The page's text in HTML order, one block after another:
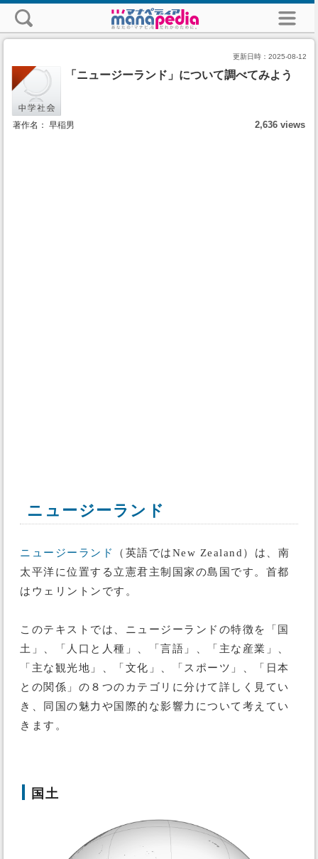
更新日時： 2025-08-12
「ニュージーランド」について調べてみよう
著作名： 早稲男 2,636 views
ニュージーランド
ニュージーランド
（英語ではNew Zealand）は、南
太平洋に位置する立憲君主制国家の島国です。首都
はウェリントンです。
このテキストでは、ニュージーランドの特徴を「国
土」、「人口と人種」、「言語」、「主な産業」、
「主な観光地」、「文化」、「スポーツ」、「日本
との関係」の８つのカテゴリに分けて詳しく見てい
き、同国の魅力や国際的な影響力について考えてい
きます。
国土